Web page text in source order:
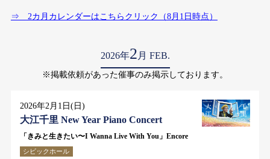
⇒ 2カ月カレンダーはこちらクリック（8月1日時点）
2026年2 月 FEB.
※掲載依頼があった催事のみ掲示しております。
2026年2月1日(日)
⼤江千⾥ New Year Piano Concert
「きみと⽣きたい〜I Wanna Live With You」Encore
シビックホール